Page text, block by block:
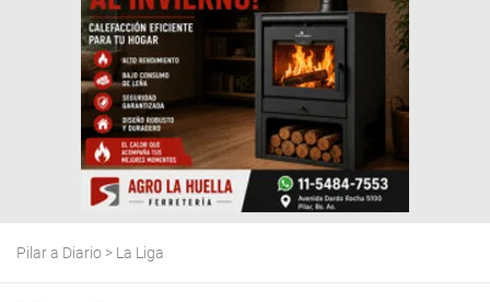
Pilar a Diario > La Liga